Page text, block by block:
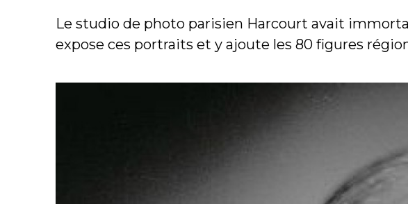
Le studio de photo parisien Harcourt avait
expose ces portraits et y ajoute les 80 figures